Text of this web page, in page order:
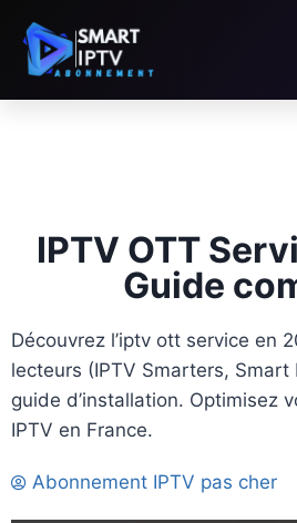
IPTV OTT
Guide
Découvrez l’iptv ott service en
lecteurs (IPTV Smarters,
guide d’installation. Optimisez
IPTV en France.
Abonnement IPTV pas cher